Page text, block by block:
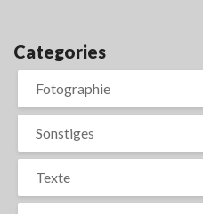
Categories
Fotographie
Sonstiges
Texte